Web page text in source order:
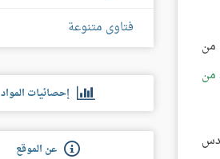
من
من
فتاوى متنوعة
إحصائيات المواد
عن الموقع